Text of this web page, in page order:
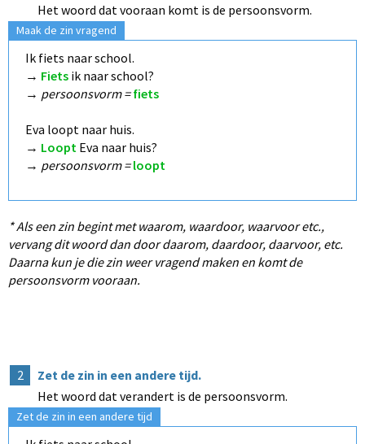
Het woord dat vooraan komt is de persoonsvorm.
Maak de zin vragend
Ik fiets naar school.
→ Fiets ik naar school?
→ persoonsvorm = fiets
Eva loopt naar huis.
→ Loopt Eva naar huis?
→ persoonsvorm = loopt
* Als een zin begint met waarom, waardoor, waarvoor etc.,
vervang dit woord dan door daarom, daardoor, daarvoor, etc.
Daarna kun je die zin weer vragend maken en komt de
persoonsvorm vooraan.
2
Zet de zin in een andere tijd.
Het woord dat verandert is de persoonsvorm.
Zet de zin in een andere tijd